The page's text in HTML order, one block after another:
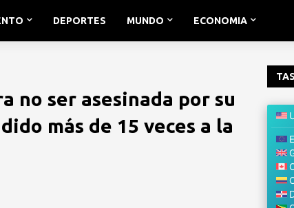
DEPORTES MUNDO ECONOMIA
no ser asesinada por su
más de 15 veces a la